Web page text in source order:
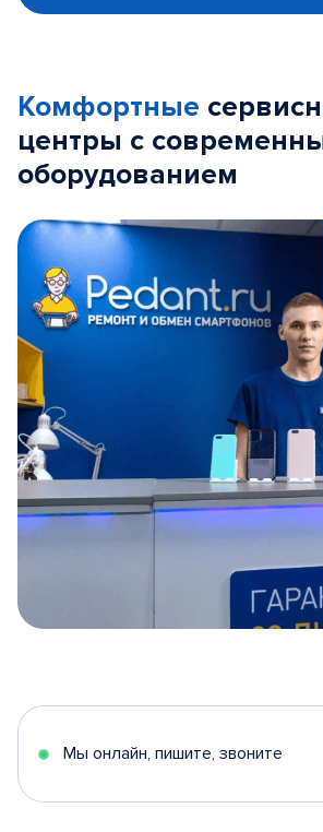
Комфортные
центры с
оборудованием
5
Мы онлайн, пишите, звоните